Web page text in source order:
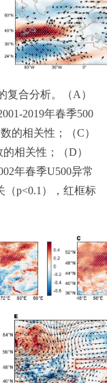
复合分析。（A）
2019年春季500
的相关性；（C）
相关性；（D）
年春季U500异常
（p<0.1），红框标